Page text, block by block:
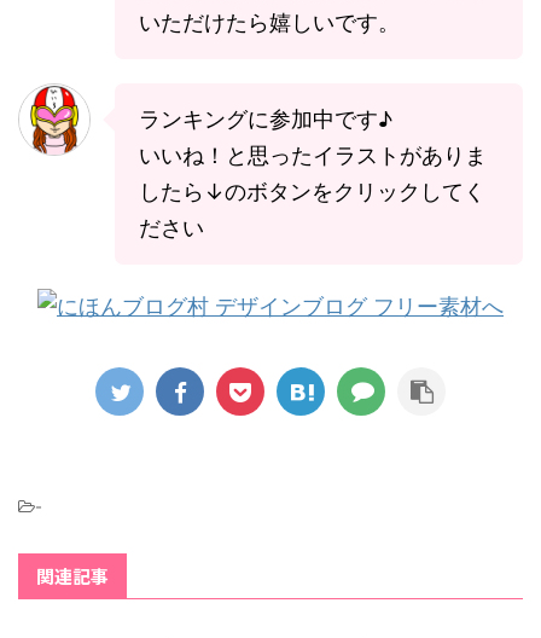
いただけたら嬉しいです。
ランキングに参加中です♪
いいね！と思ったイラストがありま
したら↓のボタンをクリックしてく
ださい
-
関連記事